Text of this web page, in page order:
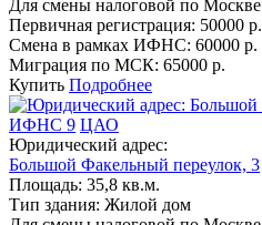
Для смены налоговой по Москве
Первичная регистрация: 50000 р.
Смена в рамках ИФНС: 60000 р.
Миграция по МСК: 65000 р.
Купить Подробнее
ИФНС 9 ЦАО
Юридический адрес:
Большой Факельный переулок, 3
Площадь: 35,8 кв.м.
Тип здания: Жилой дом